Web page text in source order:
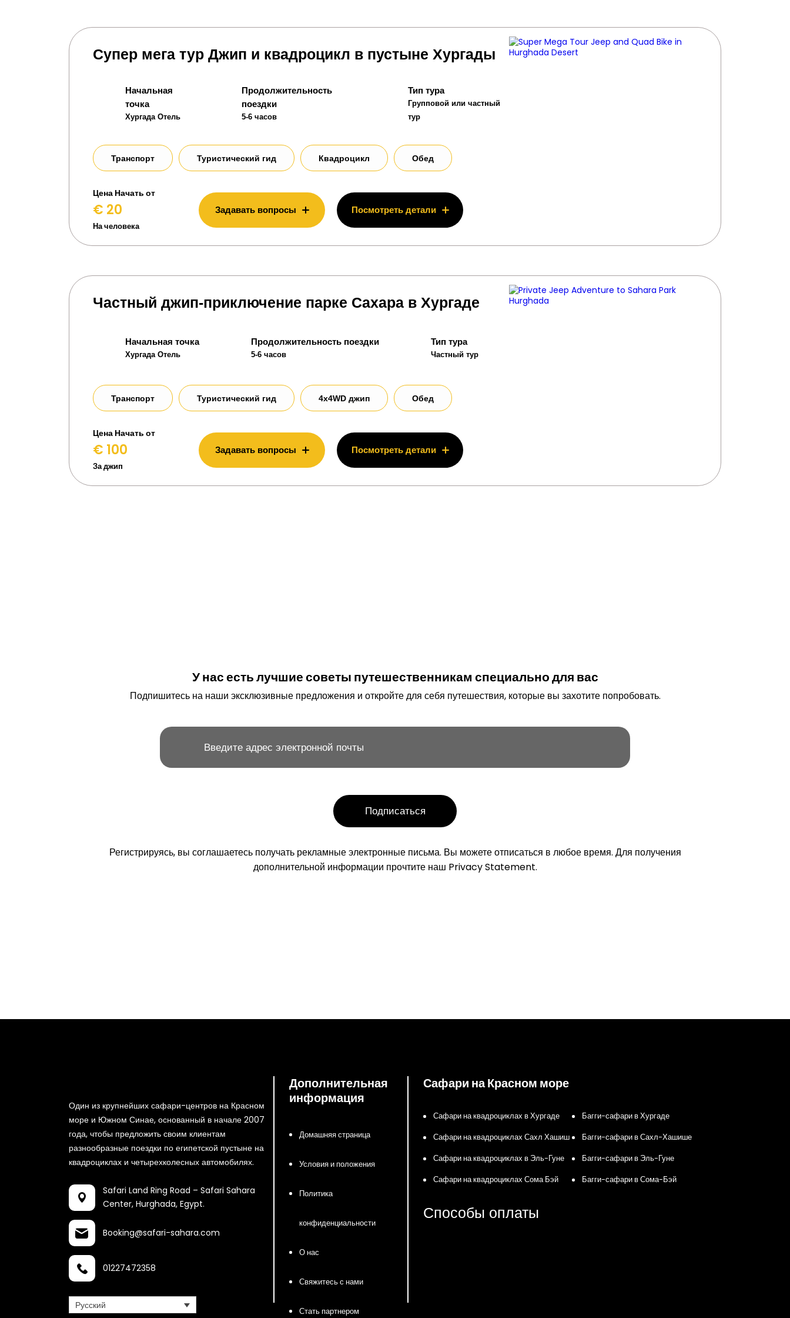
Супер мега тур Джип и квадроцикл в пустыне Хургады
Начальная
точка
Хургада Отель
Продолжительность
поездки
5-6 часов
Тип тура
Групповой или частный
тур
Транспорт Туристический гид Квадроцикл Обед
Цена Начать от
€ 20
На человека
Задавать вопросы Посмотреть детали
Частный джип-приключение парке Сахара в Хургаде
Начальная точка
Хургада Отель
Продолжительность поездки
5-6 часов
Тип тура
Частный тур
Транспорт Туристический гид 4x4WD джип Обед
Цена Начать от
€ 100
За джип
Задавать вопросы Посмотреть детали
У нас есть лучшие советы путешественникам специально для вас
Подпишитесь на наши эксклюзивные предложения и откройте для себя путешествия, которые вы захотите попробовать.
Регистрируясь, вы соглашаетесь получать рекламные электронные письма. Вы можете отписаться в любое время. Для получения
дополнительной информации прочтите наш Privacy Statement.
Один из крупнейших сафари-центров на Красном
море и Южном Синае, основанный в начале 2007
года, чтобы предложить своим клиентам
разнообразные поездки по египетской пустыне на
квадроциклах и четырехколесных автомобилях.
Safari Land Ring Road – Safari Sahara
Center, Hurghada, Egypt.
Booking@safari-sahara.com
01227472358
Русский
Дополнительная
информация
Домашняя страница
Условия и положения
Политика
конфиденциальности
О нас
Свяжитесь с нами
Стать партнером
Сафари на Красном море
Сафари на квадроциклах в Хургаде
Багги-сафари в Хургаде
Сафари на квадроциклах Сахл Хашиш
Багги-сафари в Сахл-Хашише
Сафари на квадроциклах в Эль-Гуне
Багги-сафари в Эль-Гуне
Сафари на квадроциклах Сома Бэй
Багги-сафари в Сома-Бэй
Способы оплаты